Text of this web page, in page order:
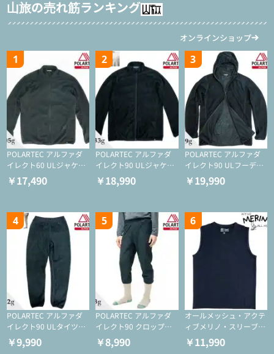
山旅の売れ筋ランキング
オンラインショップ
1
POLARTEC アルファダ
イレクト60 ULジャケッ
ト（登山/ミドルレイヤ
ー/化繊ジャケット）
￥17,490
2
POLARTEC アルファダ
イレクト90 ULジャケッ
ト（アクティブインサレ
ーション/ミドルレイヤ
￥18,990
3
POLARTEC アルファダ
イレクト90 ULフーディ
（アクティブインサレー
ション/ミドルレイヤー/
￥19,990
4
POLARTEC アルファダ
イレクト90 ULタイツ
（アクティブインサレー
ション/テント泊用パジ
￥9,990
5
POLARTEC アルファダ
イレクト90 クロップド
ULタイツ（アクティブ
インサレーション/テン
￥8,990
6
オールメッシュ・アクテ
ィブメリノ・スリーブレ
ス
￥11,990